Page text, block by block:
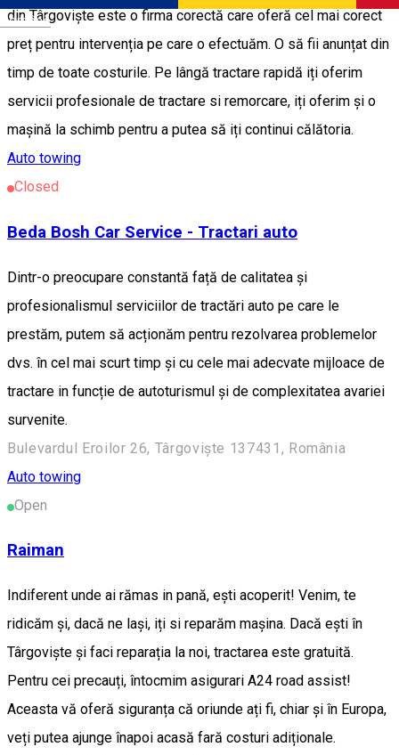
Română
din Târgoviște este o firma corectă care oferă cel mai corect
preț pentru intervenția pe care o efectuăm. O să fii anunțat din
timp de toate costurile. Pe lângă tractare rapidă iți oferim
servicii profesionale de tractare si remorcare, iți oferim și o
mașină la schimb pentru a putea să iți continui călătoria.
Auto towing
Closed
Beda Bosh Car Service - Tractari auto
Dintr-o preocupare constantă față de calitatea și
profesionalismul serviciilor de tractări auto pe care le
prestăm, putem să acționăm pentru rezolvarea problemelor
dvs. în cel mai scurt timp și cu cele mai adecvate mijloace de
tractare in funcție de autoturismul și de complexitatea avariei
survenite.
Bulevardul Eroilor 26, Târgoviște 137431, România
Auto towing
Open
Raiman
Indiferent unde ai rămas in pană, ești acoperit! Venim, te
ridicăm și, dacă ne lași, iți si reparăm mașina. Dacă ești în
Târgoviște și faci reparația la noi, tractarea este gratuită.
Pentru cei precauți, întocmim asigurari A24 road assist!
Aceasta vă oferă siguranța că oriunde ați fi, chiar și în Europa,
veți putea ajunge înapoi acasă fară costuri adiționale.